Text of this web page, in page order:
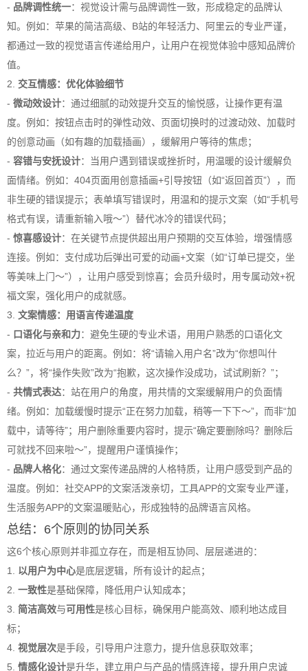
- 品牌调性统一：视觉设计需与品牌调性一致，形成稳定的品牌认
知。例如：苹果的简洁高级、B站的年轻活力、阿里云的专业严谨，
都通过一致的视觉语言传递给用户，让用户在视觉体验中感知品牌价
值。
2. 交互情感：优化体验细节
- 微动效设计：通过细腻的动效提升交互的愉悦感，让操作更有温
度。例如：按钮点击时的弹性动效、页面切换时的过渡动效、加载时
的创意动画（如有趣的加载插画），缓解用户等待的焦虑；
- 容错与安抚设计：当用户遇到错误或挫折时，用温暖的设计缓解负
面情绪。例如：404页面用创意插画+引导按钮（如“返回首页”），而
非生硬的错误提示；表单填写错误时，用温和的提示文案（如“手机号
格式有误，请重新输入哦～”）替代冰冷的错误代码；
- 惊喜感设计：在关键节点提供超出用户预期的交互体验，增强情感
连接。例如：支付成功后弹出可爱的动画+文案（如“订单已提交，坐
等美味上门～”），让用户感受到惊喜；会员升级时，用专属动效+祝
福文案，强化用户的成就感。
3. 文案情感：用语言传递温度
- 口语化与亲和力：避免生硬的专业术语，用用户熟悉的口语化文
案，拉近与用户的距离。例如：将“请输入用户名”改为“你想叫什
么？”，将“操作失败”改为“抱歉，这次操作没成功，试试刷新？”；
- 共情式表达：站在用户的角度，用共情的文案缓解用户的负面情
绪。例如：加载缓慢时提示“正在努力加载，稍等一下下～”，而非“加
载中，请等待”；用户删除重要内容时，提示“确定要删除吗？删除后
可就找不回来啦～”，提醒用户谨慎操作；
- 品牌人格化：通过文案传递品牌的人格特质，让用户感受到产品的
温度。例如：社交APP的文案活泼亲切，工具APP的文案专业严谨，
生活服务APP的文案温暖贴心，形成独特的品牌语言风格。
总结：6个原则的协同关系
这6个核心原则并非孤立存在，而是相互协同、层层递进的：
1. 以用户为中心是底层逻辑，所有设计的起点；
2. 一致性是基础保障，降低用户认知成本；
3. 简洁高效与可用性是核心目标，确保用户能高效、顺利地达成目
标；
4. 视觉层次是手段，引导用户注意力，提升信息获取效率；
5. 情感化设计是升华，建立用户与产品的情感连接，提升用户忠诚